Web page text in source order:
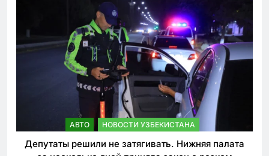
АВТО НОВОСТИ УЗБЕКИСТАНА
Депутаты решили не затягивать. Нижняя палата